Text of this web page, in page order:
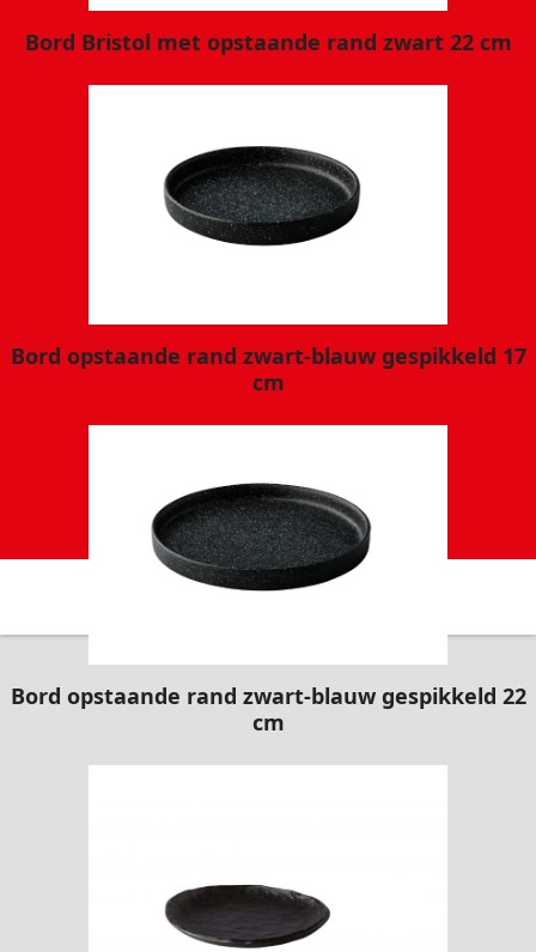
Bord Bristol met opstaande rand zwart 22 cm
Bord opstaande rand zwart-blauw gespikkeld 17
cm
Bord opstaande rand zwart-blauw gespikkeld 22
cm